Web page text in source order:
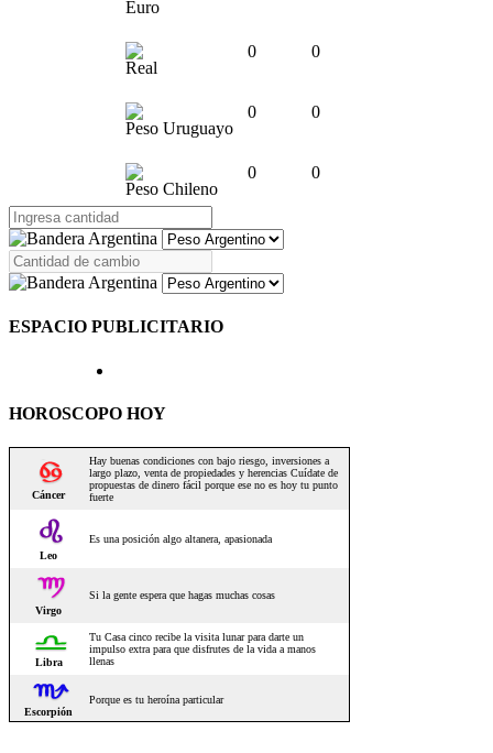
Euro
Real
0 0
Peso Uruguayo
0 0
Peso Chileno
0 0
ESPACIO PUBLICITARIO
HOROSCOPO HOY